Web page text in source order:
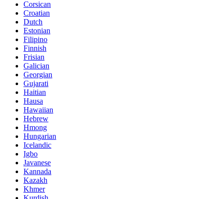
Corsican
Croatian
Dutch
Estonian
Filipino
Finnish
Frisian
Galician
Georgian
Gujarati
Haitian
Hausa
Hawaiian
Hebrew
Hmong
Hungarian
Icelandic
Igbo
Javanese
Kannada
Kazakh
Khmer